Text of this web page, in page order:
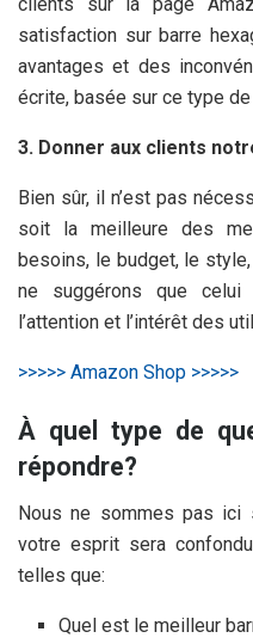
satisfaction sur barre
avantages et des
écrite, basée sur ce type
3. Donner aux clients
Bien sûr, il n’est pas
soit la meilleure des
besoins, le budget, le
ne suggérons que
l’attention et l’intérêt des
>>>>> Amazon Shop >>>>>
À quel type de
répondre?
Nous ne sommes pas ici
votre esprit sera
telles que:
Quel est le meilleur